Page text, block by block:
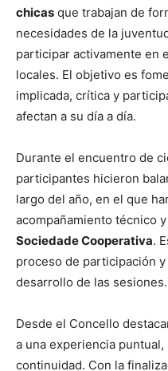
chicas que trabajan de
necesidades de la
participar activamente en
locales. El objetivo es
implicada, crítica y
afectan a su día a día.
Durante el encuentro de
participantes hicieron
largo del año, en el que
acompañamiento técnico
Sociedade Cooperativa.
proceso de participación
desarrollo de las sesiones.
Desde el Concello
a una experiencia
continuidad. Con la